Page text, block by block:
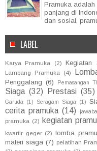
Pramuka adalah
panjang di
dan sosial,
LABEL
Karya Pramuka (2) Kegiatan
Lambang Pramuka (4)
Penggalang (6) Pemasangan
Siaga (32) Prestasi (35)
Garuda
(1) Seragam Siaga (1)
cerita pramuka (14)
pramuka (2) kegiatan
kwartir geger (2) lomba
materi siaga (7) pelatihan